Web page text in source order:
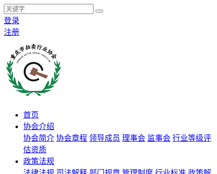
登录
注册
首页
协会介绍
协会简介 协会章程 领导成员 理事会 监事会 行业等级评
估资质
政策法规